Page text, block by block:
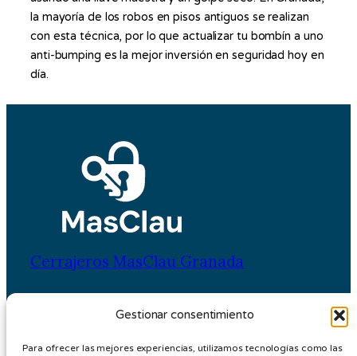
Gestionar consentimiento
Para ofrecer las mejores experiencias, utilizamos tecnologías como las
la mayoría de los robos en pisos antiguos se realizan
con esta técnica, por lo que actualizar tu bombín a uno
anti-bumping es la mejor inversión en seguridad hoy en
día.
Cerrajeros MasClau Granada